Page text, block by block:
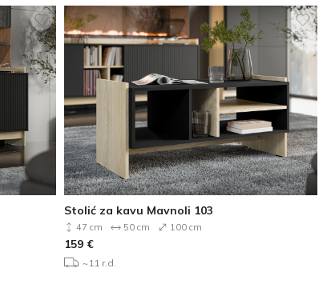
Stolić za kavu Mavnoli 103
47 cm 50 cm 100 cm
159 €
~11 r.d.